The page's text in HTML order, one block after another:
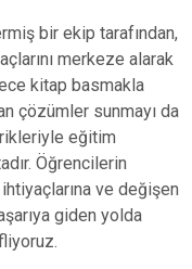
bir ekip tarafından,
merkeze alarak
kitap basmakla
çözümler sunmayı da
eğitim
Öğrencilerin
ve değişen
giden yolda